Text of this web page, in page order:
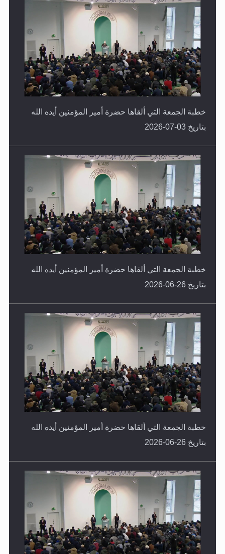
خطبة الجمعة التي ألقاها حضرة أمير المؤمنين أيده الله
بتاريخ 03-07-2026
خطبة الجمعة التي ألقاها حضرة أمير المؤمنين أيده الله
بتاريخ 26-06-2026
خطبة الجمعة التي ألقاها حضرة أمير المؤمنين أيده الله
بتاريخ 26-06-2026